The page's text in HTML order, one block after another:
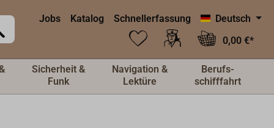
Jobs Katalog Schnellerfassung
Deutsch
0,00 €*
Sicherheit &
Funk
Navigation &
Lektüre
Berufs-
schifffahrt